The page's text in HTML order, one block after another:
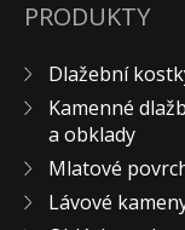
Pískovec
Solitéry
Kamenné bloky
Výrobky z
BERA GRAVEL
Creative Floor
PRODUKTY
Dlažební
Kamenné
a obklady
Mlatové
Lávové